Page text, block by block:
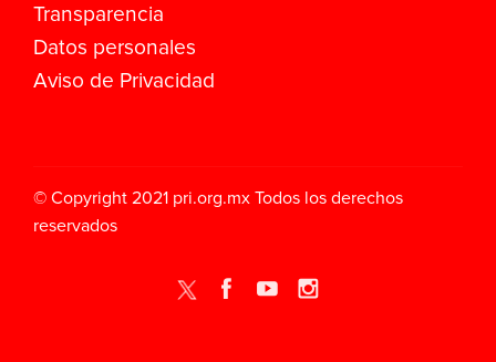
Transparencia
Datos personales
Aviso de Privacidad
© Copyright 2021 pri.org.mx Todos los derechos
reservados